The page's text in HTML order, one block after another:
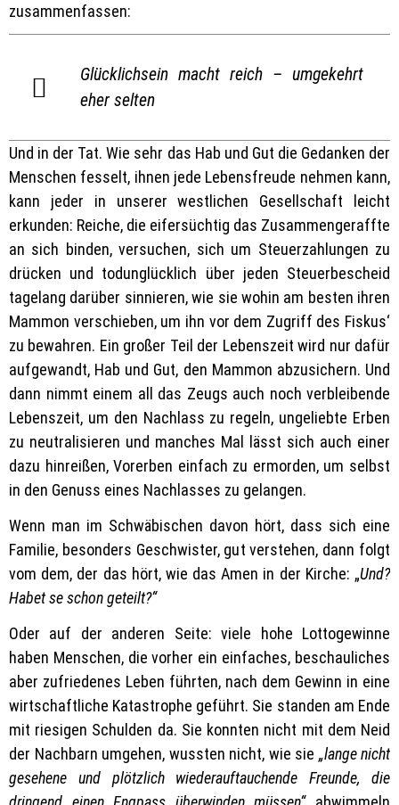
zusammenfassen:
Glücklichsein macht reich – umgekehrt
eher selten
Und in der Tat. Wie sehr das Hab und Gut die Gedanken der
Menschen fesselt, ihnen jede Lebensfreude nehmen kann,
kann jeder in unserer westlichen Gesellschaft leicht
erkunden: Reiche, die eifersüchtig das Zusammengeraffte
an sich binden, versuchen, sich um Steuerzahlungen zu
drücken und todunglücklich über jeden Steuerbescheid
tagelang darüber sinnieren, wie sie wohin am besten ihren
Mammon verschieben, um ihn vor dem Zugriff des Fiskus‘
zu bewahren. Ein großer Teil der Lebenszeit wird nur dafür
aufgewandt, Hab und Gut, den Mammon abzusichern. Und
dann nimmt einem all das Zeugs auch noch verbleibende
Lebenszeit, um den Nachlass zu regeln, ungeliebte Erben
zu neutralisieren und manches Mal lässt sich auch einer
dazu hinreißen, Vorerben einfach zu ermorden, um selbst
in den Genuss eines Nachlasses zu gelangen.
Wenn man im Schwäbischen davon hört, dass sich eine
Familie, besonders Geschwister, gut verstehen, dann folgt
vom dem, der das hört, wie das Amen in der Kirche: „Und?
Habet se schon geteilt?“
Oder auf der anderen Seite: viele hohe Lottogewinne
haben Menschen, die vorher ein einfaches, beschauliches
aber zufriedenes Leben führten, nach dem Gewinn in eine
wirtschaftliche Katastrophe geführt. Sie standen am Ende
mit riesigen Schulden da. Sie konnten nicht mit dem Neid
der Nachbarn umgehen, wussten nicht, wie sie „lange nicht
gesehene und plötzlich wiederauftauchende Freunde, die